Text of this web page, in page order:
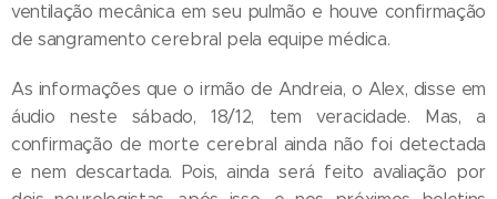
ventilação mecânica em seu pulmão e houve confirmação
de sangramento cerebral pela equipe médica.
As informações que o irmão de Andreia, o Alex, disse em
áudio neste sábado, 18/12, tem veracidade. Mas, a
confirmação de morte cerebral ainda não foi detectada
e nem descartada. Pois, ainda será feito avaliação por